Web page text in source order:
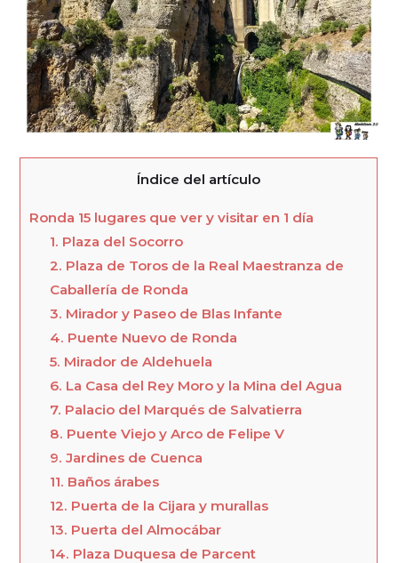
Índice del artículo
Ronda 15 lugares que ver y visitar en 1 día
1. Plaza del Socorro
2. Plaza de Toros de la Real Maestranza de
Caballería de Ronda
3. Mirador y Paseo de Blas Infante
4. Puente Nuevo de Ronda
5. Mirador de Aldehuela
6. La Casa del Rey Moro y la Mina del Agua
7. Palacio del Marqués de Salvatierra
8. Puente Viejo y Arco de Felipe V
9. Jardines de Cuenca
11. Baños árabes
12. Puerta de la Cijara y murallas
13. Puerta del Almocábar
14. Plaza Duquesa de Parcent